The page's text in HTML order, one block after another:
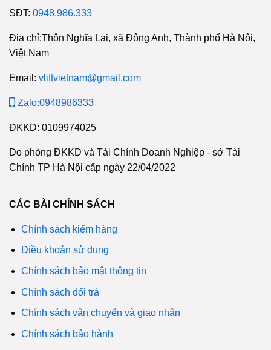
SĐT: 0948.986.333
Địa chỉ:Thôn Nghĩa Lại, xã Đông Anh, Thành phố Hà Nội,
Việt Nam
Email: vliftvietnam@gmail.com
Zalo:0948986333
ĐKKD: 0109974025
Do phòng ĐKKD và Tài Chính Doanh Nghiệp - sở Tài
Chính TP Hà Nội cấp ngày 22/04/2022
CÁC BÀI CHÍNH SÁCH
Chính sách kiểm hàng
Điều khoản sử dụng
Chính sách bảo mật thông tin
Chính sách đổi trả
Chính sách vận chuyển và giao nhận
Chính sách bảo hành